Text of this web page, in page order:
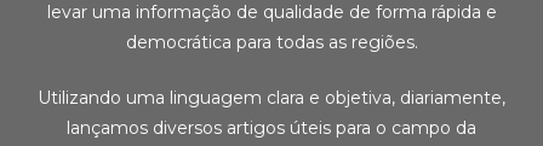
levar uma informação de qualidade de forma rápida e
democrática para todas as regiões.
Utilizando uma linguagem clara e objetiva, diariamente,
lançamos diversos artigos úteis para o campo da